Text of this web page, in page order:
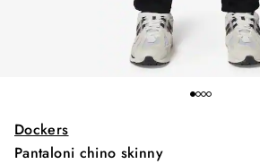
Dockers
Pantaloni chino skinny